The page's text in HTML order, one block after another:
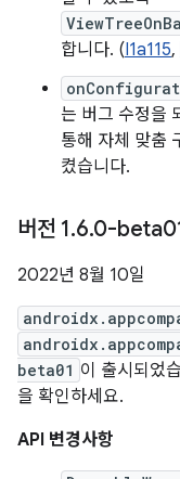
합니다. (I1a115,
는 버그 수정을
통해 자체 맞춤
켰습니다.
버전 1.6.0-
2022년 8월 10일
beta01 이 출시되었
을 확인하세요.
API 변경사항